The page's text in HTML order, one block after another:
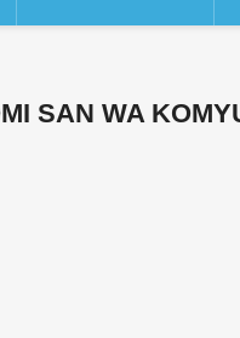
SAN WA